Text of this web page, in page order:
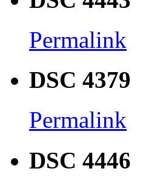
Permalink
DSC 4379
Permalink
DSC 4446